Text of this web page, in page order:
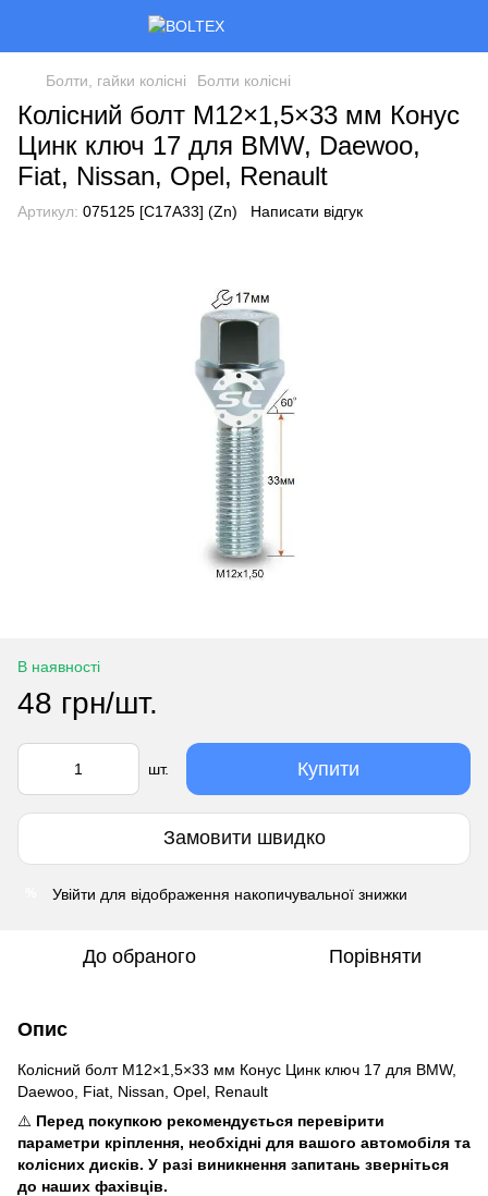
Болти, гайки колісні Болти колісні
Колісний болт M12×1,5×33 мм Конус
Цинк ключ 17 для BMW, Daewoo,
Fiat, Nissan, Opel, Renault
Артикул: 075125 [C17A33] (Zn) Написати відгук
В наявності
48 грн/шт.
шт. Купити
Замовити швидко
Увійти для відображення накопичувальної знижки
До обраного Порівняти
Опис
Колісний болт M12×1,5×33 мм Конус Цинк ключ 17 для BMW,
Daewoo, Fiat, Nissan, Opel, Renault
⚠️ Перед покупкою рекомендується перевірити
параметри кріплення, необхідні для вашого автомобіля та
колісних дисків. У разі виникнення запитань зверніться
до наших фахівців.